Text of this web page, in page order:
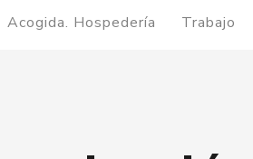
Acogida. Hospedería Trabajo